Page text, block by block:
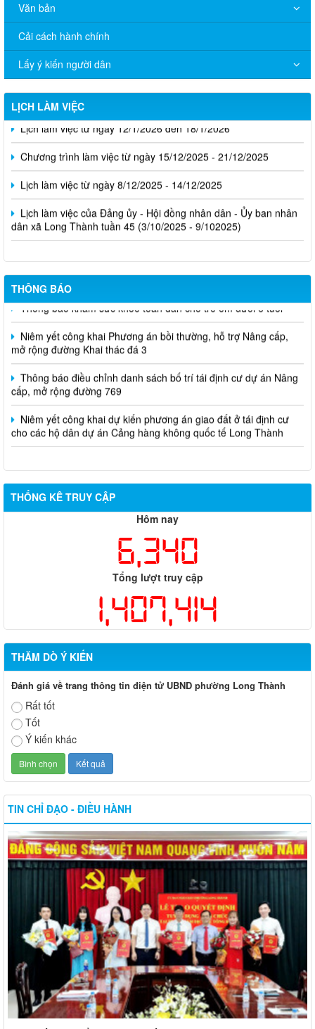
LỊCH LÀM VIỆC
Lịch làm việc từ ngày 12/1/2026 đến 18/1/2026
Chương trình làm việc từ ngày 15/12/2025 - 21/12/2025
Lịch làm việc của Đảng ủy - Hội đồng nhân dân - Ủy ban nhân
dân xã Long Thành tuần 45 (3/10/2025 - 9/102025)
THÔNG BÁO
Thông báo khám sức khỏe toàn dân cho trẻ em dưới 6 tuổi
Niêm yết công khai Phương án bồi thường, hỗ trợ Nâng cấp,
Thông báo điều chỉnh danh sách bố trí tái định cư dự án Nâng
cấp, mở rộng đường 769
Niêm yết công khai dự kiến phương án giao đất ở tái định cư
cho các hộ dân dự án Cảng hàng không quốc tế Long Thành
THỐNG KÊ TRUY CẬP
Hôm nay
6,340
Tổng lượt truy cập
1,407,414
Đánh giá về trang thông tin điện tử UBND phường Long Thành
Ý kiến khác
TIN CHỈ ĐẠO - ĐIỀU HÀNH
Trao Quyết định tuyển dụng mới và tiếp nhận viên chức Trung tâm Dịch vụ
tổng hợp Long Thành
Long Thành tổ chức thành công Hội nghị triển khai nghị quyết sắp xếp, tổ
chức lại các khu phố trên địa bàn phường